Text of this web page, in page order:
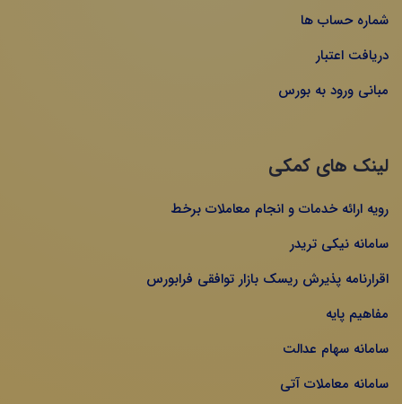
شماره حساب ها
دریافت اعتبار
مبانی ورود به بورس
لینک های کمکی
رویه ارائه خدمات و انجام معاملات برخط
سامانه نیکی تریدر
اقرارنامه پذیرش ریسک بازار توافقی فرابورس
مفاهیم پایه
سامانه سهام عدالت
سامانه معاملات آتی